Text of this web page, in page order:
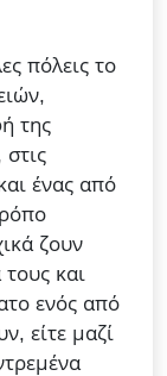
πόλεις το
της
στις
ένας από
ζουν
και
ενός από
είτε μαζί